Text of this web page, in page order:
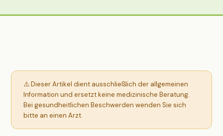
⚠️ Dieser Artikel dient ausschließlich der allgemeinen
Information und ersetzt keine medizinische Beratung.
Bei gesundheitlichen Beschwerden wenden Sie sich
bitte an einen Arzt.